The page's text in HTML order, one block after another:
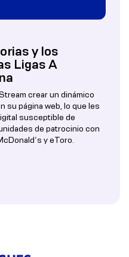
y los
Ligas A
crear un dinámico
su página web, lo que les
susceptible de
de patrocinio con
y eToro.